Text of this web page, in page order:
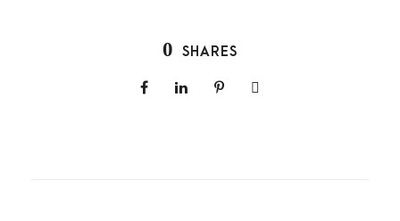
0 SHARES